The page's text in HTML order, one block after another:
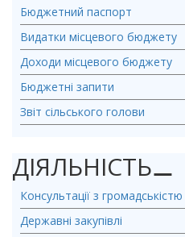
Бюджетний паспорт
Видатки місцевого бюджету
Доходи місцевого бюджету
Бюджетні запити
Звіт сільського голови
ДІЯЛЬНІСТЬ⚊
Консультації з громадськістю
Державні закупівлі